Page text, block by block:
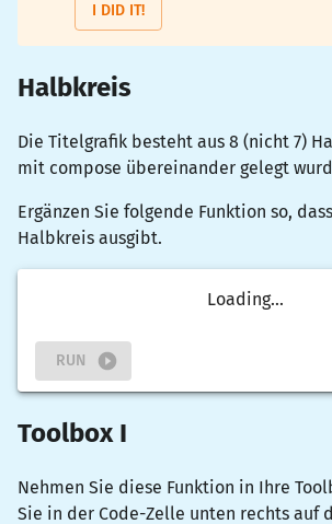
I DID IT!
Halbkreis
Die Titelgrafik besteht aus 8 (nicht 7)
mit compose übereinander gelegt
Ergänzen Sie folgende Funktion so,
Halbkreis ausgibt.
Loading...
RUN
Toolbox I
Nehmen Sie diese Funktion in Ihre
Sie in der Code-Zelle unten rechts auf